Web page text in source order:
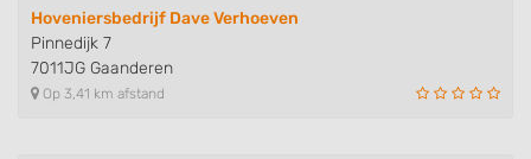
Hoveniersbedrijf Dave Verhoeven
Pinnedijk 7
7011JG Gaanderen
Op 3,41 km afstand